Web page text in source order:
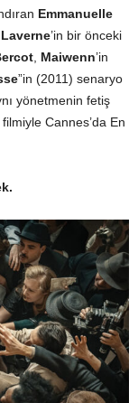
Emmanuelle
Laverne’in bir önceki
Maiwenn’in
”in (2011) senaryo
yönetmenin fetiş
Cannes’da En